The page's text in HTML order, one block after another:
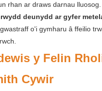
rhan ar draws darnau lluosog.
deunydd ar gyfer
o'i gymharu â ffeilio
y Felin
Cywir